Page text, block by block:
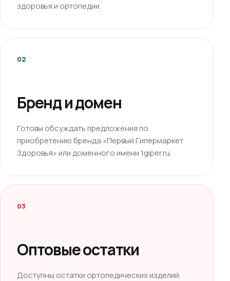
здоровья и ортопедии.
02
Бренд и домен
Готовы обсуждать предложения по
приобретению бренда «Первый Гипермаркет
Здоровья» или доменного имени 1giper.ru.
03
Оптовые остатки
Доступны остатки ортопедических изделий.